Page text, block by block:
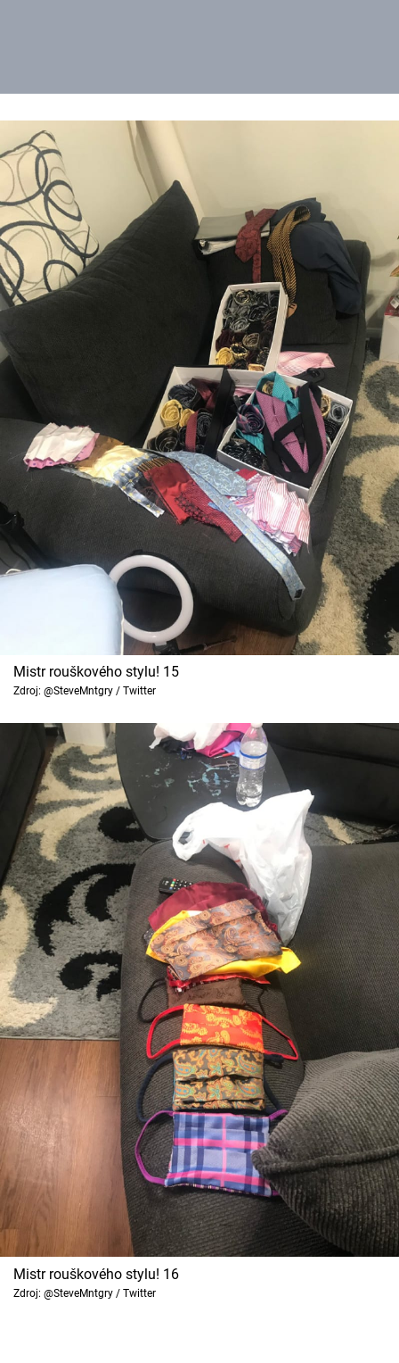
Mistr rouškového stylu! 15
Zdroj: @SteveMntgry / Twitter
Mistr rouškového stylu! 16
Zdroj: @SteveMntgry / Twitter